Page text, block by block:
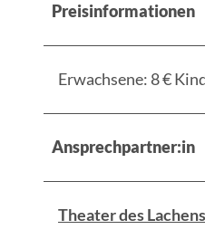
Preisinformationen
Erwachsene: 8 €
Ansprechpartner:in
Theater des Lachens